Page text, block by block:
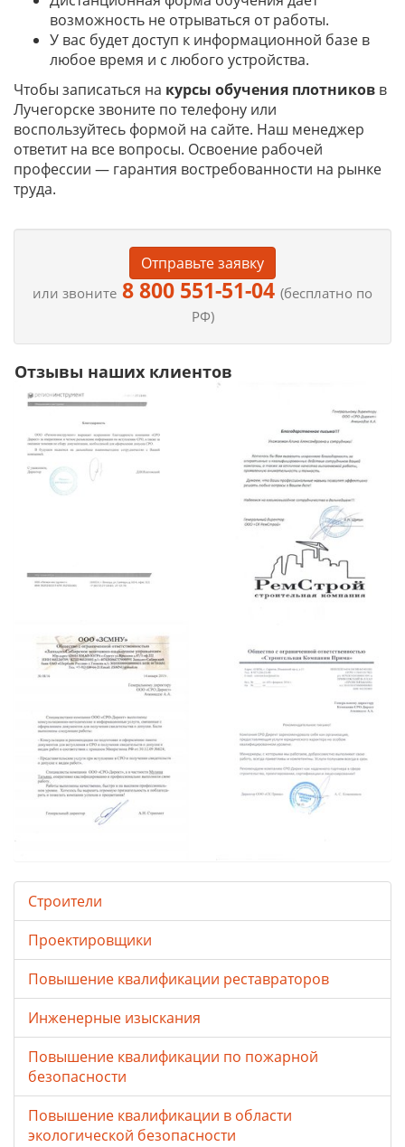
возможность не отрываться от работы.
У вас будет доступ к информационной базе в
любое время и с любого устройства.
Чтобы записаться на курсы обучения плотников в
Лучегорске звоните по телефону или
воспользуйтесь формой на сайте. Наш менеджер
ответит на все вопросы. Освоение рабочей
профессии — гарантия востребованности на рынке
труда.
Отправьте заявку
или звоните 8 800 551-51-04 (бесплатно по
РФ)
Отзывы наших клиентов
Строители
Проектировщики
Повышение квалификации реставраторов
Инженерные изыскания
Повышение квалификации по пожарной
безопасности
Повышение квалификации в области
экологической безопасности